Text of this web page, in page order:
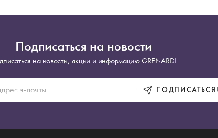
Подписаться на новости
на новости, акции и информацию GRENARDI
ПОДПИСАТЬСЯ!